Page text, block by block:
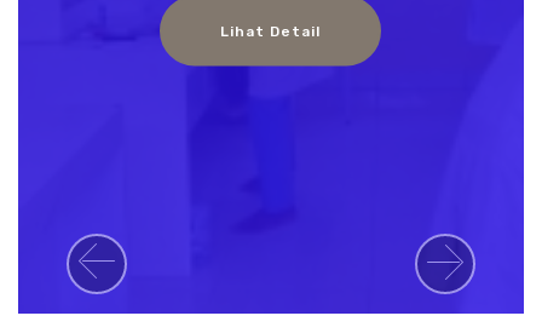
Lihat Detail
Previous Next